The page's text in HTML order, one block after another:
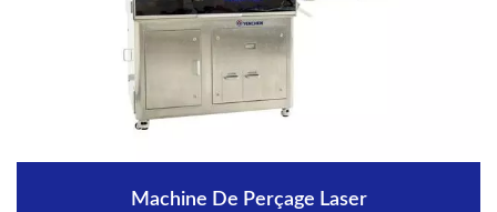
Machine De Perçage Laser